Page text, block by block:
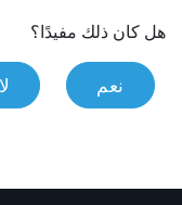
هل كان ذلك مفيدًا؟
نعم لا